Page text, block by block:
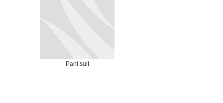
Pant suit